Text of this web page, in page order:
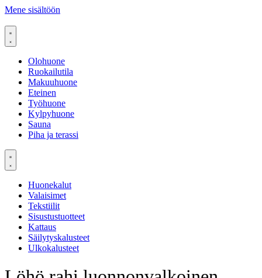
Mene sisältöön
Olohuone
Ruokailutila
Makuuhuone
Eteinen
Työhuone
Kylpyhuone
Sauna
Piha ja terassi
Huonekalut
Valaisimet
Tekstiilit
Sisustustuotteet
Kattaus
Säilytyskalusteet
Ulkokalusteet